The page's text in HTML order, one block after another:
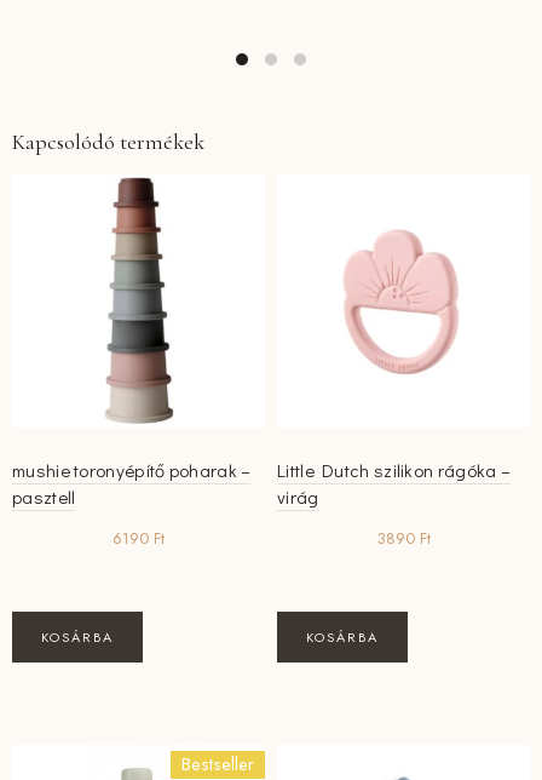
Kapcsolódó termékek
mushie toronyépítő poharak –
pasztell
6190 Ft
KOSÁRBA
Little Dutch szilikon rágóka –
virág
3890 Ft
KOSÁRBA
Bestseller